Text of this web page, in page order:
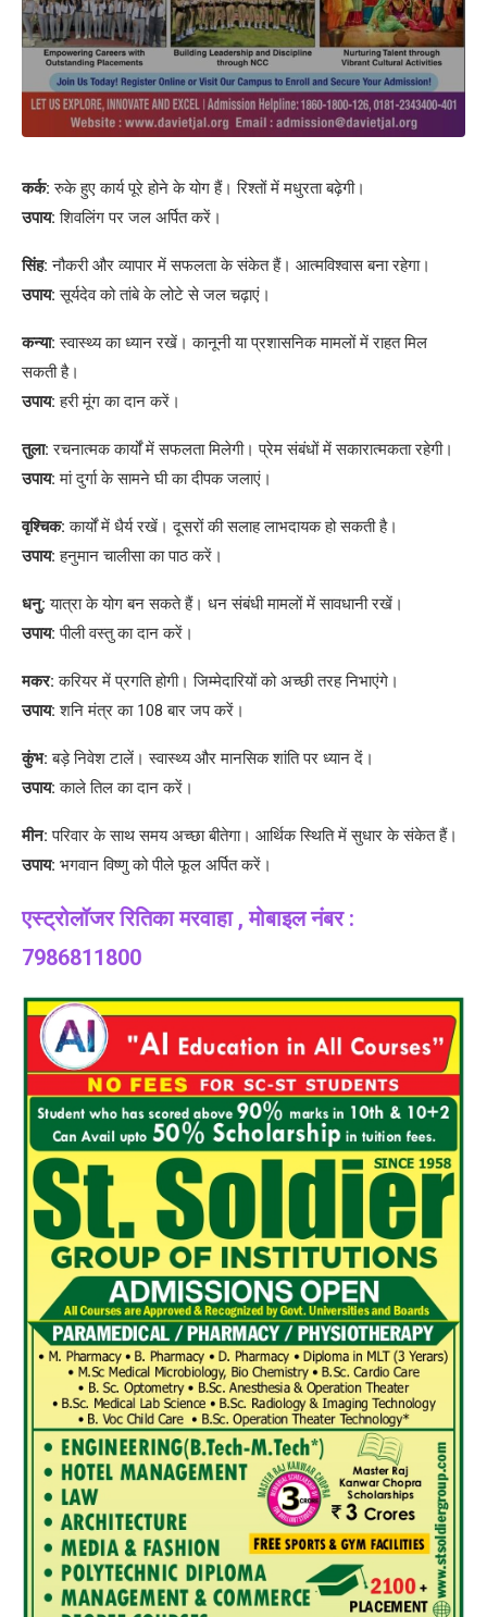
कर्क:रुके हुए कार्य पूरे होने के योग हैं। रिश्तों में मधुरता बढ़ेगी।
उपाय: शिवलिंग पर जल अर्पित करें।
सिंह: नौकरी और व्यापार में सफलता के संकेत हैं। आत्मविश्वास बना रहेगा।
उपाय: सूर्यदेव को तांबे के लोटे से जल चढ़ाएं।
कन्या: स्वास्थ्य का ध्यान रखें। कानूनी या प्रशासनिक मामलों में राहत मिल
सकती है।
उपाय: हरी मूंग का दान करें।
तुला:रचनात्मक कार्यों में सफलता मिलेगी। प्रेम संबंधों में सकारात्मकता रहेगी।
उपाय: मां दुर्गा के सामने घी का दीपक जलाएं।
वृश्चिक:कार्यों में धैर्य रखें। दूसरों की सलाह लाभदायक हो सकती है।
उपाय: हनुमान चालीसा का पाठ करें।
धनु:यात्रा के योग बन सकते हैं। धन संबंधी मामलों में सावधानी रखें।
उपाय: पीली वस्तु का दान करें।
मकर: करियर में प्रगति होगी। जिम्मेदारियों को अच्छी तरह निभाएंगे।
उपाय: शनि मंत्र का 108 बार जप करें।
कुंभ: बड़े निवेश टालें। स्वास्थ्य और मानसिक शांति पर ध्यान दें।
उपाय:काले तिल का दान करें।
मीन:परिवार के साथ समय अच्छा बीतेगा। आर्थिक स्थिति में सुधार के संकेत हैं।
उपाय: भगवान विष्णु को पीले फूल अर्पित करें।
एस्ट्रोलॉजर रितिका मरवाहा , मोबाइल नंबर :
7986811800